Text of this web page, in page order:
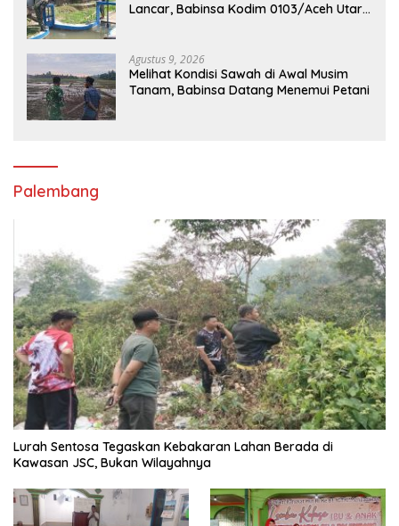
Lancar, Babinsa Kodim 0103/Aceh Utara
Agustus 9, 2026
Melihat Kondisi Sawah di Awal Musim
Tanam, Babinsa Datang Menemui Petani
Palembang
Lurah Sentosa Tegaskan Kebakaran Lahan Berada di
Kawasan JSC, Bukan Wilayahnya